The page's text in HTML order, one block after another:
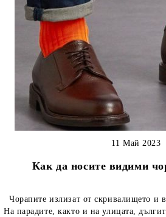
Как да носите видими
11 Май 2023
Чорапите излизат от скривалището и
На парадите, както и на улицата,